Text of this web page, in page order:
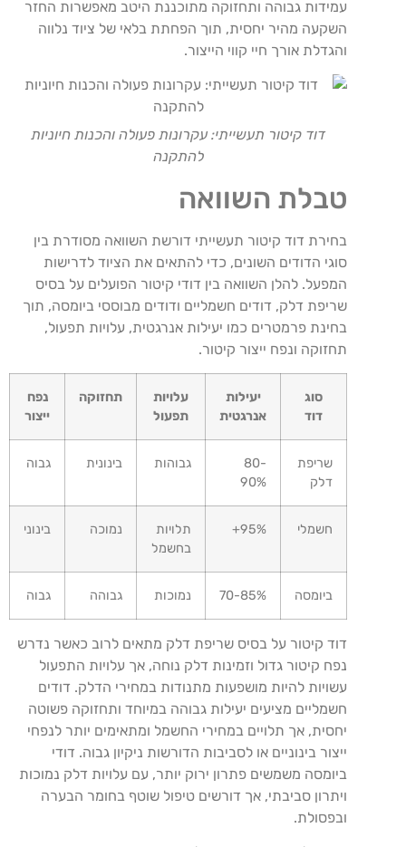
עמידות גבוהה ותחזוקה מתוכננת היטב מאפשרות החזר
השקעה מהיר יחסית, תוך הפחתת בלאי של ציוד נלווה
והגדלת אורך חיי קווי הייצור.
דוד קיטור תעשייתי: עקרונות פעולה והכנות חיוניות
להתקנה
טבלת השוואה
בחירת דוד קיטור תעשייתי דורשת השוואה מסודרת בין
סוגי הדודים השונים, כדי להתאים את הציוד לדרישות
המפעל. להלן השוואה בין דודי קיטור הפועלים על בסיס
שריפת דלק, דודים חשמליים ודודים מבוססי ביומסה, תוך
בחינת פרמטרים כמו יעילות אנרגטית, עלויות תפעול,
תחזוקה ונפח ייצור קיטור.
סוג
דוד
יעילות
אנרגטית
עלויות
תפעול
תחזוקה
נפח
ייצור
שריפת
דלק
80-
90%
גבוהות בינונית גבוה
חשמלי 95%+
תלויות
בחשמל
נמוכה בינוני
ביומסה 70-85% נמוכות גבוהה גבוה
דוד קיטור על בסיס שריפת דלק מתאים לרוב כאשר נדרש
נפח קיטור גדול וזמינות דלק נוחה, אך עלויות התפעול
עשויות להיות מושפעות מתנודות במחירי הדלק. דודים
חשמליים מציעים יעילות גבוהה במיוחד ותחזוקה פשוטה
יחסית, אך תלויים במחירי החשמל ומתאימים יותר לנפחי
ייצור בינוניים או לסביבות הדורשות ניקיון גבוה. דודי
ביומסה משמשים פתרון ירוק יותר, עם עלויות דלק נמוכות
ויתרון סביבתי, אך דורשים טיפול שוטף בחומר הבערה
ובפסולת.